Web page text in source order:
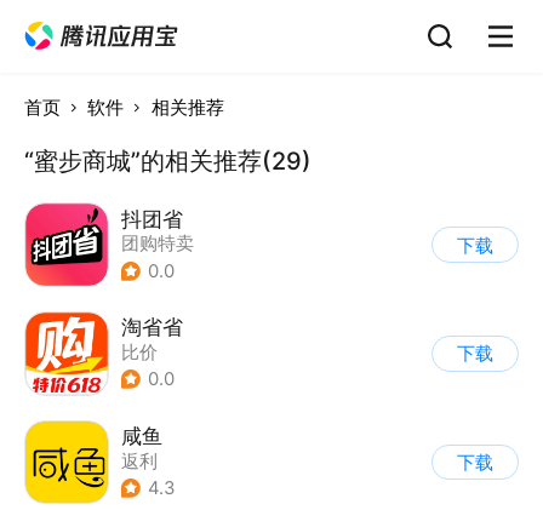
首页 软件 相关推荐
“蜜步商城”的相关推荐(29)
抖团省
团购特卖
0.0
下载
淘省省
比价
0.0
下载
咸鱼
返利
4.3
下载